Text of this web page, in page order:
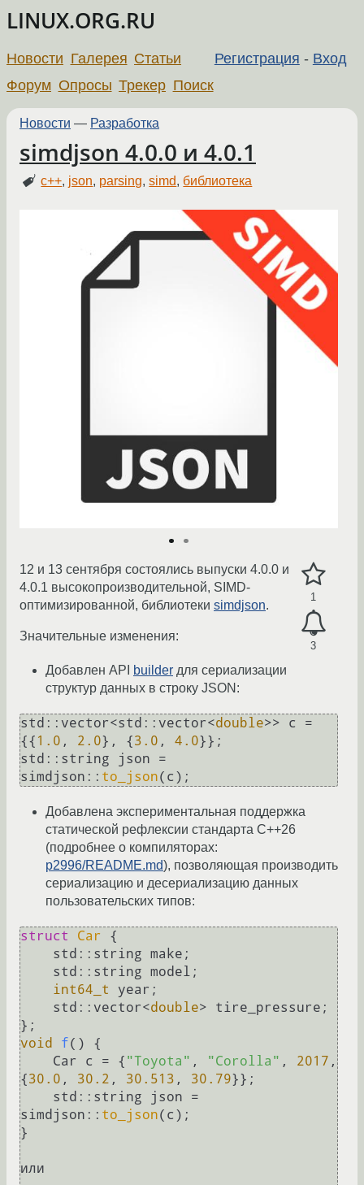
LINUX.ORG.RU
Регистрация - Вход
Новости Галерея Статьи
Форум Опросы Трекер Поиск
Новости — Разработка
simdjson 4.0.0 и 4.0.1
c++, json, parsing,simd, библиотека
1
3
12 и 13 сентября состоялись выпуски 4.0.0 и
4.0.1 высокопроизводительной, SIMD-
оптимизированной, библиотеки simdjson.
Значительные изменения:
Добавлен API builder для сериализации
структур данных в строку JSON:
std::vector<std::vector<double>> c =
{{ 1.0 , 2.0}, {3.0 , 4.0}};
std::string json =
simdjson:: to_json
Добавлена экспериментальная поддержка
статической рефлексии стандарта C++26
(подробнее о компиляторах:
p2996/README.md), позволяющая производить
сериализацию и десериализацию данных
пользовательских типов:
struct Car {
int64_t
year;
    std::vector<
double> tire_pressure;
void
f()
{
    Car c = {
"Toyota" , "Corolla" , 2017 ,
{30.0 , 30.2 , 30.513 , 30.79}};
simdjson:: to_json(c);
}
или